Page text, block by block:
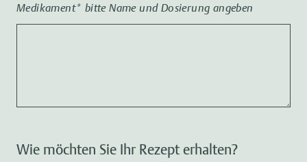
Medikament* bitte Name und Dosierung angeben
Wie möchten Sie Ihr Rezept erhalten?